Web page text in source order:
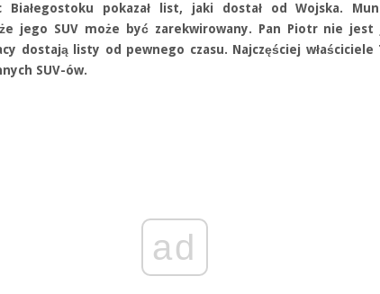
Białegostoku pokazał list, jaki dostał od Wojska.
jego SUV może być zarekwirowany. Pan Piotr nie jest
dostają listy od pewnego czasu. Najczęściej właściciele
SUV-ów.
ad